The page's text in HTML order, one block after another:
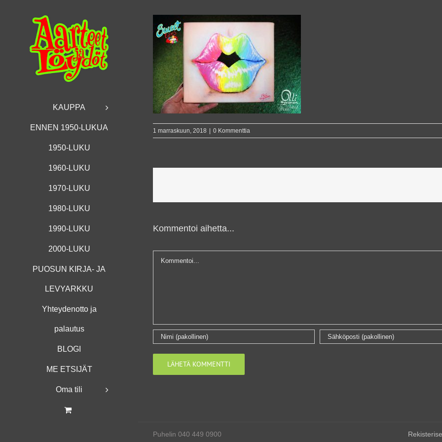
KAUPPA
ENNEN 1950-LUKUA
1950-LUKU
1960-LUKU
1970-LUKU
1980-LUKU
1990-LUKU
2000-LUKU
PUOSUN KIRJA- JA
LEVYARKKU
Yhteydenotto ja
palautus
BLOGI
ME ETSIJÄT
Oma tili
1 marraskuun, 2018 0 Kommenttia
Kommentoi aihetta...
Puhelin 040 449 0900